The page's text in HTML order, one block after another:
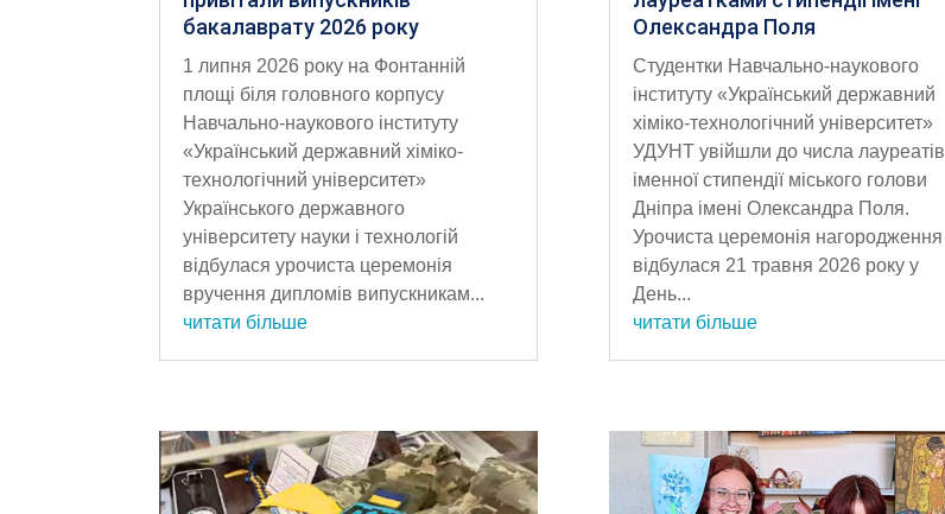
бакалаврату 2026 року
1 липня 2026 року на Фонтанній
площі біля головного корпусу
Навчально-наукового інституту
«Український державний хіміко-
технологічний університет»
Українського державного
університету науки і технологій
відбулася урочиста церемонія
вручення дипломів випускникам...
читати більше
Олександра Поля
Студентки Навчально-наукового
інституту «Український державний
хіміко-технологічний університет»
УДУНТ увійшли до числа лауреатів
іменної стипендії міського голови
Дніпра імені Олександра Поля.
Урочиста церемонія нагородження
відбулася 21 травня 2026 року у
День...
читати більше